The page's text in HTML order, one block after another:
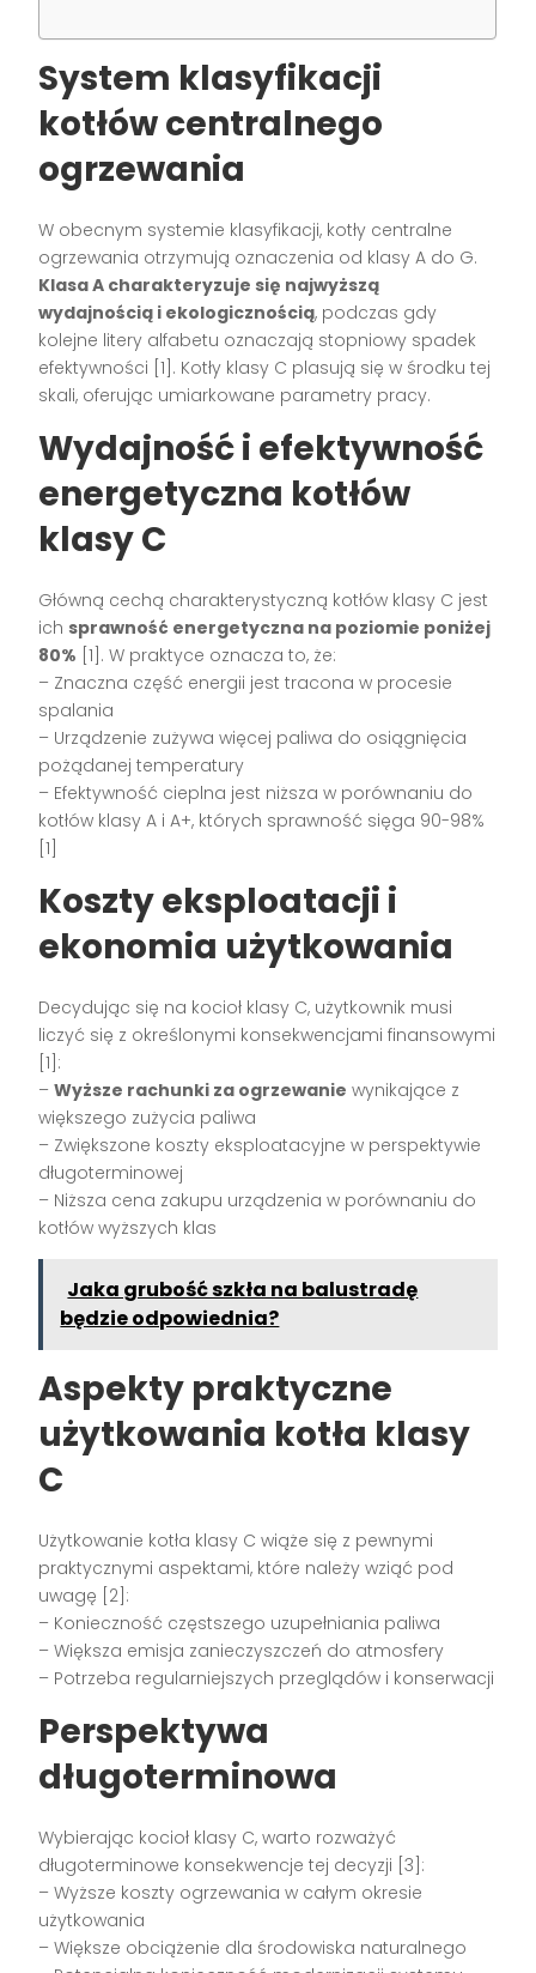
System klasyfikacji
kotłów centralnego
ogrzewania
W obecnym systemie klasyfikacji, kotły centralne
ogrzewania otrzymują oznaczenia od klasy A do G.
Klasa A charakteryzuje się najwyższą
wydajnością i ekologicznością, podczas gdy
kolejne litery alfabetu oznaczają stopniowy spadek
efektywności [1]. Kotły klasy C plasują się w środku tej
skali, oferując umiarkowane parametry pracy.
Wydajność i efektywność
energetyczna kotłów
klasy C
Główną cechą charakterystyczną kotłów klasy C jest
ich sprawność energetyczna na poziomie poniżej
80% [1]. W praktyce oznacza to, że:
– Znaczna część energii jest tracona w procesie
spalania
– Urządzenie zużywa więcej paliwa do osiągnięcia
pożądanej temperatury
– Efektywność cieplna jest niższa w porównaniu do
kotłów klasy A i A+, których sprawność sięga 90-98%
[1]
Koszty eksploatacji i
ekonomia użytkowania
Decydując się na kocioł klasy C, użytkownik musi
liczyć się z określonymi konsekwencjami finansowymi
[1]:
–Wyższe rachunki za ogrzewanie wynikające z
większego zużycia paliwa
– Zwiększone koszty eksploatacyjne w perspektywie
długoterminowej
– Niższa cena zakupu urządzenia w porównaniu do
kotłów wyższych klas
Jaka grubość szkła na balustradę
będzie odpowiednia?
Aspekty praktyczne
użytkowania kotła klasy
C
Użytkowanie kotła klasy C wiąże się z pewnymi
praktycznymi aspektami, które należy wziąć pod
uwagę [2]:
– Konieczność częstszego uzupełniania paliwa
– Większa emisja zanieczyszczeń do atmosfery
– Potrzeba regularniejszych przeglądów i konserwacji
Perspektywa
długoterminowa
Wybierając kocioł klasy C, warto rozważyć
długoterminowe konsekwencje tej decyzji [3]:
– Wyższe koszty ogrzewania w całym okresie
użytkowania
– Większe obciążenie dla środowiska naturalnego